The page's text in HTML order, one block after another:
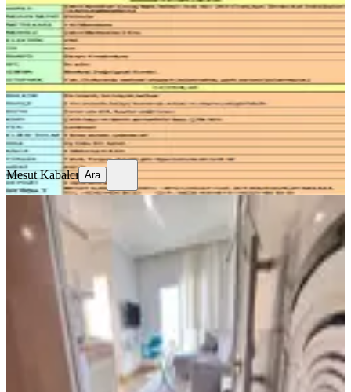
Onikişubat, Şehit Abdullah Çavuş Mahallesi
3+1·140 m²·Bodrum Kat·03.08.2026
20.000 ₺
Mesut Kabalcı
Ara
Mesut Kabalcı Ara
MANZARALI
Yeni Rota'dan Üniversite Civarı
Eşyalı 2+0 Kiralık Daire
Onikişubat, Maarif Mahallesi
·5. Kat 03.08.2026
23.000 ₺